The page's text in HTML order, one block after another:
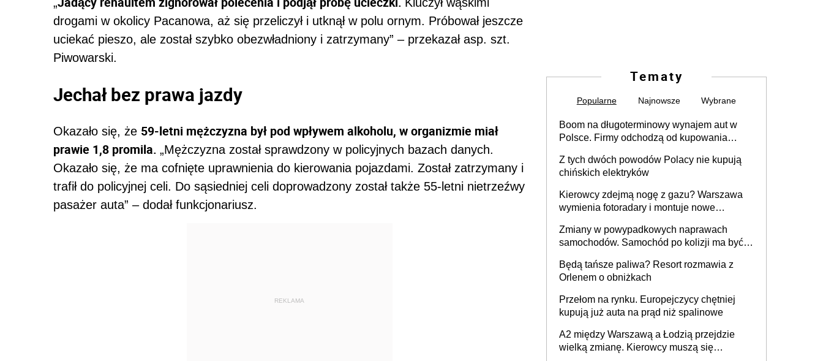
drogami w okolicy Pacanowa, aż się przeliczył i utknął w polu ornym. Próbował jeszcze
uciekać pieszo, ale został szybko obezwładniony i zatrzymany” – przekazał asp. szt.
Piwowarski.
Jechał bez prawa jazdy
Okazało się, że 59-letni mężczyzna był pod wpływem alkoholu, w organizmie miał
prawie 1,8 promila. „Mężczyzna został sprawdzony w policyjnych bazach danych.
Okazało się, że ma cofnięte uprawnienia do kierowania pojazdami. Został zatrzymany i
trafił do policyjnej celi. Do sąsiedniej celi doprowadzony został także 55-letni nietrzeźwy
pasażer auta” – dodał funkcjonariusz.
REKLAMA
Tematy
Popularne Najnowsze Wybrane
Boom na długoterminowy wynajem aut w
Polsce. Firmy odchodzą od kupowania
Z tych dwóch powodów Polacy nie kupują
chińskich elektryków
Kierowcy zdejmą nogę z gazu? Warszawa
wymienia fotoradary i montuje nowe
Zmiany w powypadkowych naprawach
samochodów. Samochód po kolizji ma być
technologią producenta
Będą tańsze paliwa? Resort rozmawia z
Orlenem o obniżkach
Przełom na rynku. Europejczycy chętniej
kupują już auta na prąd niż spalinowe
A2 między Warszawą a Łodzią przejdzie
wielką zmianę. Kierowcy muszą się